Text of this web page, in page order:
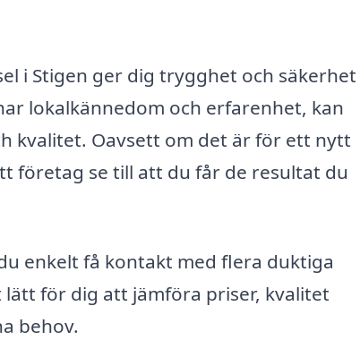
i Stigen ger dig trygghet och säkerhet
lokalkännedom och erfarenhet, kan
kvalitet. Oavsett om det är för ett nytt
företag se till att du får de resultat du
enkelt få kontakt med flera duktiga
för dig att jämföra priser, kvalitet
behov.